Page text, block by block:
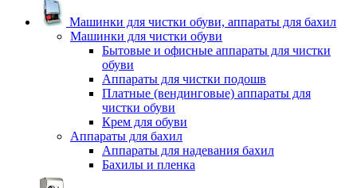
Машинки для чистки обуви, аппараты для бахил
Машинки для чистки обуви
Бытовые и офисные аппараты для чистки
обуви
Аппараты для чистки подошв
Платные (вендинговые) аппараты для
чистки обуви
Крем для обуви
Аппараты для бахил
Аппараты для надевания бахил
Бахилы и пленка